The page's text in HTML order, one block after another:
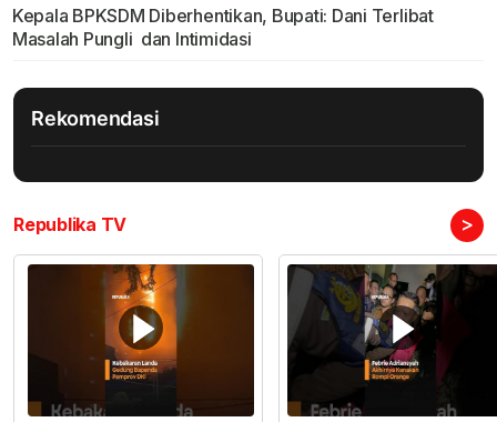
Kepala BPKSDM Diberhentikan, Bupati: Dani Terlibat
Masalah Pungli dan Intimidasi
Rekomendasi
Republika TV >